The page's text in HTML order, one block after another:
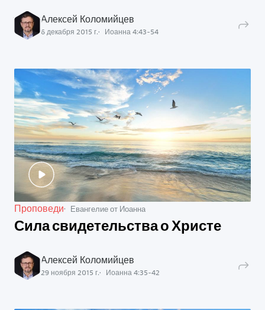
Алексей Коломийцев
6 декабря 2015 г. Иоанна 4:43-54
Проповеди Евангелие от Иоанна
Сила свидетельства о Христе
Алексей Коломийцев
29 ноября 2015 г. Иоанна 4:35-42